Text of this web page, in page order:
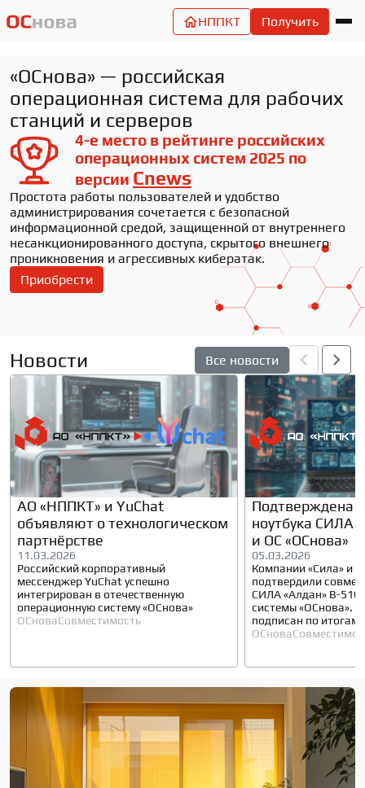
НППКТ Получить
«ОСнова» — российская
операционная система для рабочих
станций и серверов
4-е место в рейтинге российских
операционных систем 2025 по
версии Cnews
Простота работы пользователей и удобство
администрирования сочетается с безопасной
информационной средой, защищенной от внутреннего
несанкционированного доступа, скрытого внешнего
проникновения и агрессивных кибератак.
Приобрести
Новости Все новости
АО «НППКТ» и YuChat
объявляют о технологическом
партнёрстве
11.03.2026
Российский корпоративный
мессенджер YuChat успешно
интегрирован в отечественную
операционную систему «ОСнова»
ОСноваСовместимость
Подтверждена
ноутбука СИЛА
и ОС «ОСнова»
05.03.2026
Компании «Сила» и
подтвердили
СИЛА «Алдан» В-516
системы «ОСнова».
подписан по итогам
тестирования.
ОСнова